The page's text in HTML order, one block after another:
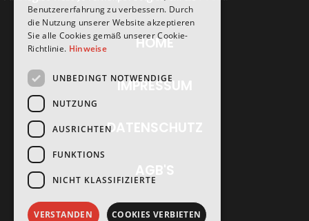
HOME
IMPRESSUM
DATENSCHUTZ
AGB'S
Benutzererfahrung zu verbessern. Durch
die Nutzung unserer Website akzeptieren
Sie alle Cookies gemäß unserer Cookie-
Richtlinie. Hinweise
UNBEDINGT NOTWENDIGE
NUTZUNG
AUSRICHTEN
FUNKTIONS
NICHT KLASSIFIZIERTE
VERSTANDEN COOKIES VERBIETEN